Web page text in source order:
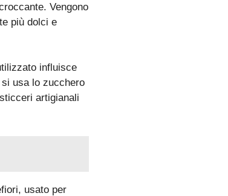
Vengono
più dolci e
influisce
usa lo zucchero
artigianali
usato per